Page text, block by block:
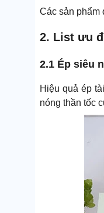
Các sản phẩm
2. List ưu
2.1 Ép siêu
Hiệu quả ép
nóng thần tốc